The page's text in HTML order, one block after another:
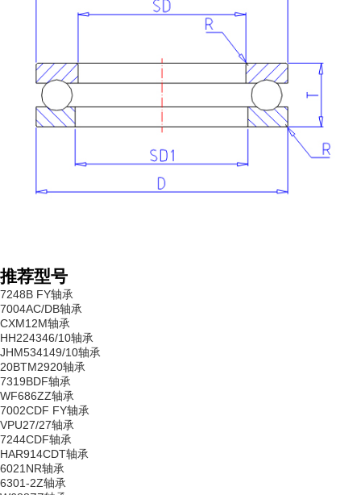
推荐型号
7248B FY轴承
7004AC/DB轴承
CXM12M轴承
HH224346/10轴承
JHM534149/10轴承
20BTM2920轴承
7319BDF轴承
WF686ZZ轴承
7002CDF FY轴承
VPU27/27轴承
7244CDF轴承
HAR914CDT轴承
6021NR轴承
6301-2Z轴承